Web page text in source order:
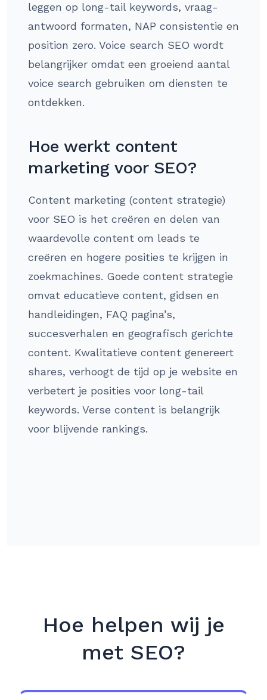
leggen op long-tail keywords, vraag-
antwoord formaten, NAP consistentie en
position zero. Voice search SEO wordt
belangrijker omdat een groeiend aantal
voice search gebruiken om diensten te
ontdekken.
Hoe werkt content
marketing voor SEO?
Content marketing (content strategie)
voor SEO is het creëren en delen van
waardevolle content om leads te
creëren en hogere posities te krijgen in
zoekmachines. Goede content strategie
omvat educatieve content, gidsen en
handleidingen, FAQ pagina’s,
succesverhalen en geografisch gerichte
content. Kwalitatieve content genereert
shares, verhoogt de tijd op je website en
verbetert je posities voor long-tail
keywords. Verse content is belangrijk
voor blijvende rankings.
Hoe helpen wij je
met SEO?